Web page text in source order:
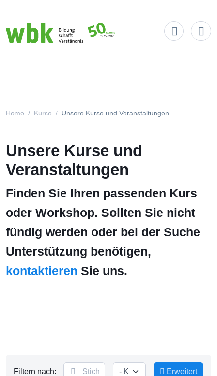
Main Navigation
Home Kurse Unsere Kurse und Veranstaltungen
Unsere Kurse und
Veranstaltungen
Finden Sie Ihren passenden Kurs
oder Workshop. Sollten Sie nicht
fündig werden oder bei der Suche
Unterstützung benötigen,
kontaktieren Sie uns.
Filtern nach: Erweitert